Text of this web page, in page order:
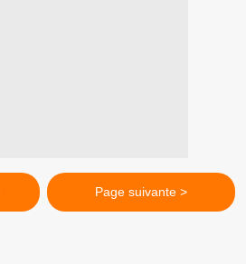
Page suivante >